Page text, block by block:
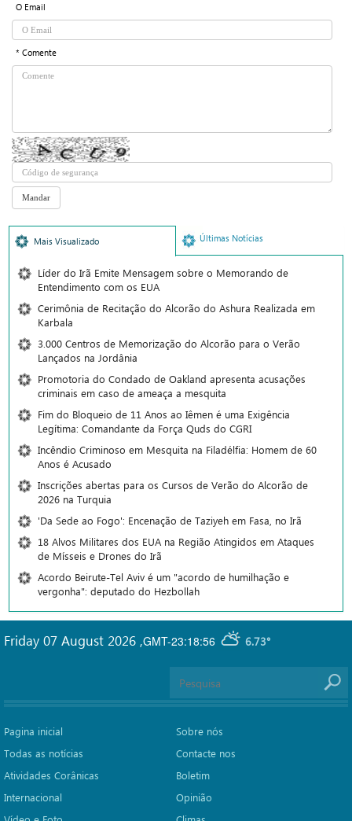
O Email
* Comente
Mais Visualizado Últimas Notícias
Líder do Irã Emite Mensagem sobre o Memorando de
Entendimento com os EUA
Cerimônia de Recitação do Alcorão do Ashura Realizada em
Karbala
3.000 Centros de Memorização do Alcorão para o Verão
Lançados na Jordânia
Promotoria do Condado de Oakland apresenta acusações
criminais em caso de ameaça a mesquita
Fim do Bloqueio de 11 Anos ao Iêmen é uma Exigência
Legítima: Comandante da Força Quds do CGRI
Incêndio Criminoso em Mesquita na Filadélfia: Homem de 60
Anos é Acusado
Inscrições abertas para os Cursos de Verão do Alcorão de
2026 na Turquia
'Da Sede ao Fogo': Encenação de Taziyeh em Fasa, no Irã
18 Alvos Militares dos EUA na Região Atingidos em Ataques
de Mísseis e Drones do Irã
Acordo Beirute-Tel Aviv é um "acordo de humilhação e
vergonha": deputado do Hezbollah
GMT-23:18:56 6.73°
Friday 07 August 2026 ,
Pagina inicial
Todas as notícias
Atividades Corânicas
Internacional
Sobre nós
Contacte nos
Boletim
Opinião